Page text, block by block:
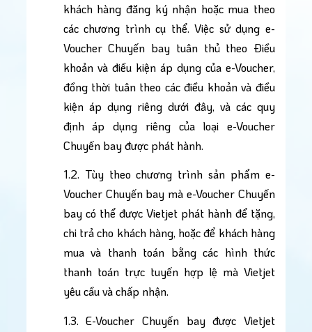
khách hàng đăng ký nhận hoặc mua theo
các chương trình cụ thể. Việc sử dụng e-
Voucher Chuyến bay tuân thủ theo Điều
khoản và điều kiện áp dụng của e-Voucher,
đồng thời tuân theo các điều khoản và điều
kiện áp dụng riêng dưới đây, và các quy
định áp dụng riêng của loại e-Voucher
Chuyến bay được phát hành.
1.2. Tùy theo chương trình sản phẩm e-
Voucher Chuyến bay mà e-Voucher Chuyến
bay có thể được Vietjet phát hành để tặng,
chi trả cho khách hàng, hoặc để khách hàng
mua và thanh toán bằng các hình thức
thanh toán trực tuyến hợp lệ mà Vietjet
yêu cầu và chấp nhận.
1.3. E-Voucher Chuyến bay được Vietjet